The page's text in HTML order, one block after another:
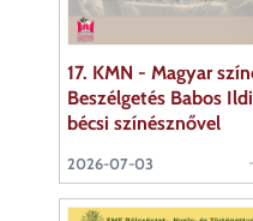
17. KMN - Magyar
Beszélgetés Babos
bécsi színésznővel
2026-07-03